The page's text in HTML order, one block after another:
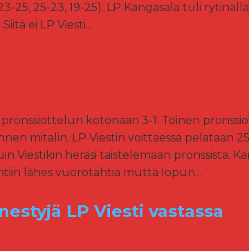
25, 25-23, 19-25). LP Kangasala tuli
ei LP Viesti...
kotonaan 3-1. Toinen
mitalin. LP Viestin voittaessa pelataan
heräsi taistelemaan pronssista.
lähes vuorotahtia mutta lopun...
LP Viesti vastassa